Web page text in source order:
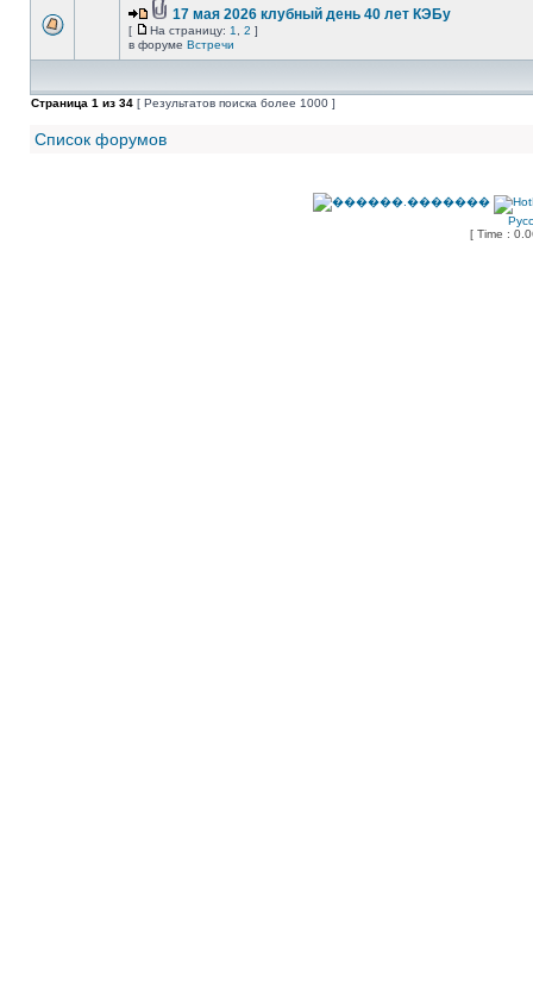
17 мая 2026 клубный день 40 лет КЭБу
[ На страницу: 1 2 ]
в форуме Встречи
Страница 1 из 34 [ Результатов поиска более 1000 ]
Список форумов
[ Time :